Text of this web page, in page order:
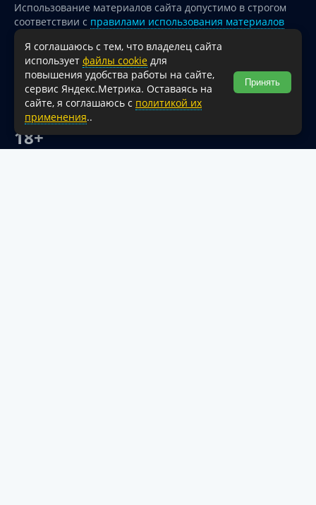
Использование материалов сайта допустимо в строгом
соответствии с правилами использования материалов
опубликованных на сайте
При перепечатке и использовании информации ссылка
на источник обязательна.
Для сайтов и страниц сети Интернет обязательна
активная гиперссылка на официальный интернет-портал
администрации Туапсинского муниципального округа.
18+
Я соглашаюсь с тем, что владелец сайта
использует файлы cookie для
повышения удобства работы на сайте,
сервис Яндекс.Метрика. Оставаясь на
сайте, я соглашаюсь с политикой их
применения..
Принять